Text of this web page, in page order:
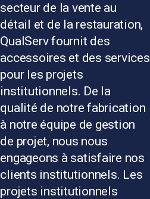
secteur de la vente au
détail et de la restauration,
QualServ fournit des
accessoires et des services
pour les projets
institutionnels. De la
qualité de notre fabrication
à notre équipe de gestion
de projet, nous nous
engageons à satisfaire nos
clients institutionnels. Les
projets institutionnels